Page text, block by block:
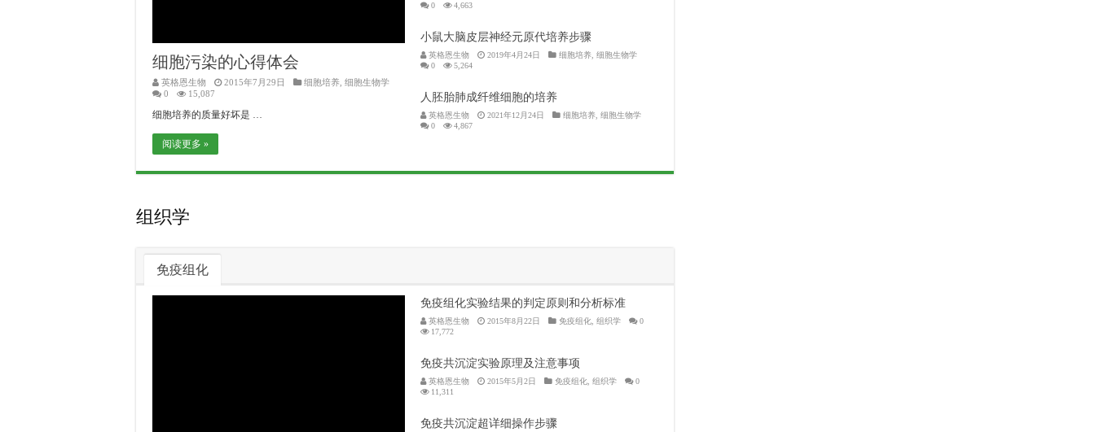
细胞污染的心得体会
英格恩生物 2015年7月29日 细胞培养 细胞生物学
0
15,087
细胞培养的质量好坏是 …
阅读更多 »
0
4,663
小鼠大脑皮层神经元原代培养步骤
英格恩生物 2019年4月24日 细胞培养, 细胞生物学
0
5,264
人胚胎肺成纤维细胞的培养
英格恩生物 2021年12月24日 细胞培养, 细胞生物学
0
4,867
组织学
免疫组化
免疫组化实验结果的判定原则和分析标准
英格恩生物 2015年8月22日 免疫组化, 组织学
0
17,772
免疫共沉淀实验原理及注意事项
英格恩生物 2015年5月2日 免疫组化, 组织学
0
11,311
免疫共沉淀超详细操作步骤